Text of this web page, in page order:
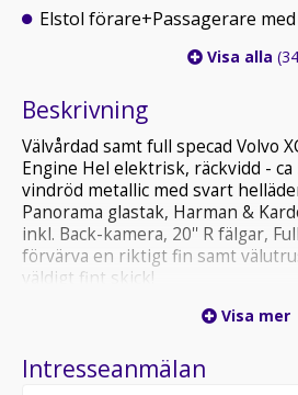
Elstol förare+Passagerare
Visa alla
Beskrivning
Välvårdad samt full specad Volvo
Engine Hel elektrisk, räckvidd - ca
vindröd metallic med svart
Panorama glastak, Harman &
inkl. Back-kamera, 20'' R fälgar,
förvärva en riktigt fin samt
väldigt fint skick!
VI TAR GIVETVIS DIN BIL I INBYTE
FRÅN 0KR KONTANT. ALLA VÅRA
Visa mer
Intresseanmälan